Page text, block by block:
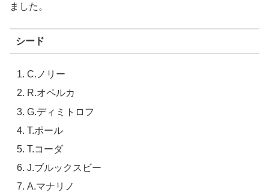
ました。
シード
C.ノリー
R.オペルカ
G.ディミトロフ
T.ポール
T.コーダ
J.ブルックスビー
A.マナリノ